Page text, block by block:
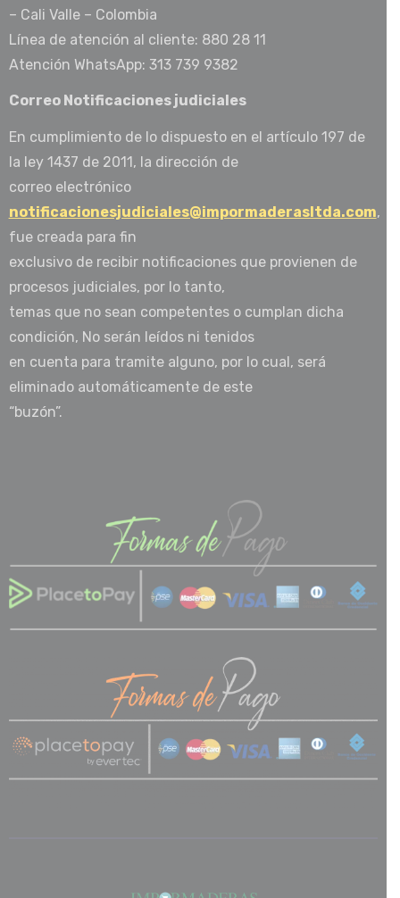
– Cali Valle – Colombia
Línea de atención al cliente: 880 28 11
Atención WhatsApp: 313 739 9382
Correo Notificaciones judiciales
En cumplimiento de lo dispuesto en el artículo 197 de
la ley 1437 de 2011, la dirección de
correo electrónico
notificacionesjudiciales@impormaderasltda.com,
fue creada para fin
exclusivo de recibir notificaciones que provienen de
procesos judiciales, por lo tanto,
temas que no sean competentes o cumplan dicha
condición, No serán leídos ni tenidos
en cuenta para tramite alguno, por lo cual, será
eliminado automáticamente de este
“buzón”.